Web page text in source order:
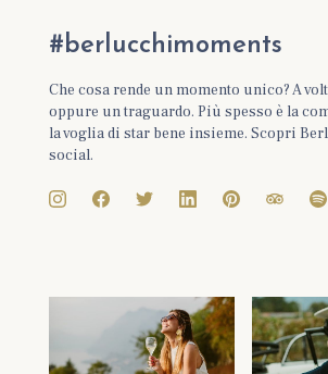
#berlucchimoments
Che cosa rende un momento unico? A
oppure un traguardo. Più spesso è la
la voglia di star bene insieme. Scopri
social.